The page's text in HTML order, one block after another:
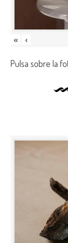
« ‹
Pulsa sobre la